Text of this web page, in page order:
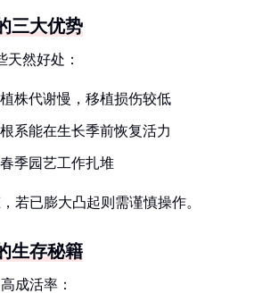
三大优势
天然好处：
株代谢慢，移植损伤较低
系能在生长季前恢复活力
春季园艺工作扎堆
若已膨大凸起则需谨慎操作。
生存秘籍
成活率：